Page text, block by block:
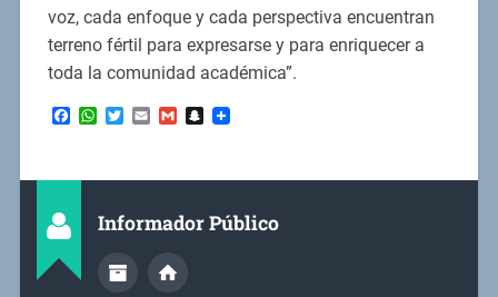
voz, cada enfoque y cada perspectiva encuentran
terreno fértil para expresarse y para enriquecer a
toda la comunidad académica”.
Facebook
WhatsApp
Twitter
EmailGmailSnapchat
Informador Público